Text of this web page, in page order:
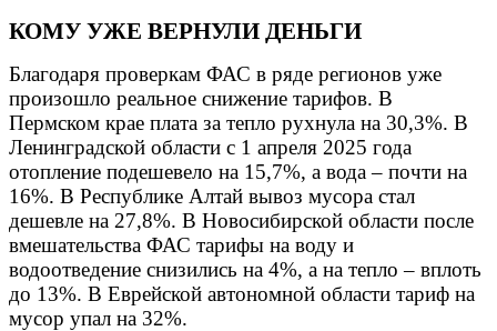
КОМУ УЖЕ ВЕРНУЛИ ДЕНЬГИ
Благодаря проверкам ФАС в ряде регионов уже
произошло реальное снижение тарифов. В
Пермском крае плата за тепло рухнула на 30,3%. В
Ленинградской области с 1 апреля 2025 года
отопление подешевело на 15,7%, а вода – почти на
16%. В Республике Алтай вывоз мусора стал
дешевле на 27,8%. В Новосибирской области после
вмешательства ФАС тарифы на воду и
водоотведение снизились на 4%, а на тепло – вплоть
до 13%. В Еврейской автономной области тариф на
мусор упал на 32%.